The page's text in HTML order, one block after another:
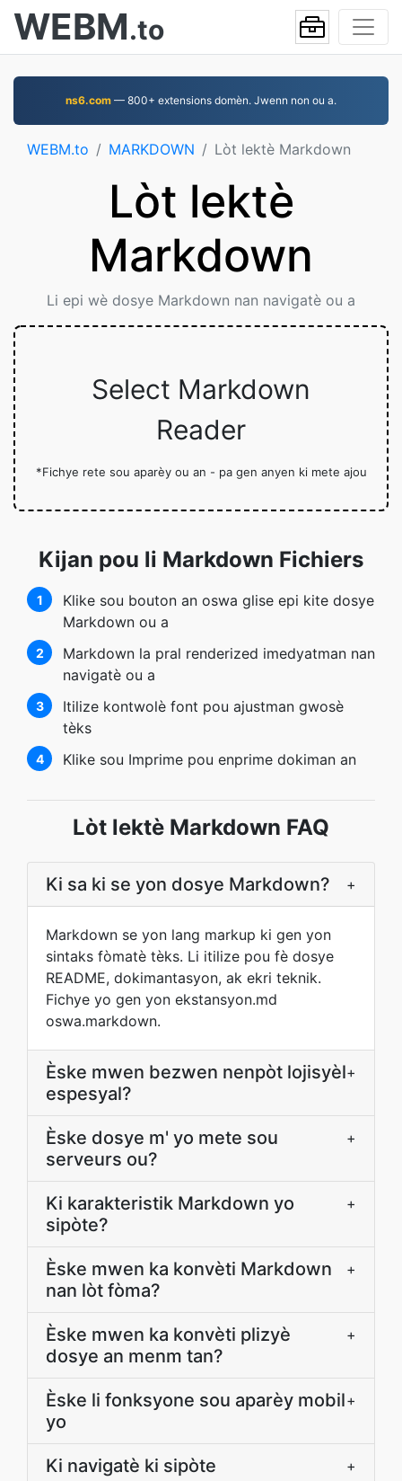
WEBM.to
ns6.com — 800+ extensions domèn. Jwenn non ou a.
WEBM.to MARKDOWN Lòt lektè Markdown
Lòt lektè
Markdown
Li epi wè dosye Markdown nan navigatè ou a
Select Markdown
Reader
*Fichye rete sou aparèy ou an - pa gen anyen ki mete ajou
Kijan pou li Markdown Fichiers
1
Klike sou bouton an oswa glise epi kite dosye
Markdown ou a
2
Markdown la pral renderized imedyatman nan
navigatè ou a
3
Itilize kontwolè font pou ajustman gwosè
tèks
4 Klike sou Imprime pou enprime dokiman an
Lòt lektè Markdown FAQ
Ki sa ki se yon dosye Markdown? +
Markdown se yon lang markup ki gen yon
sintaks fòmatè tèks. Li itilize pou fè dosye
README, dokimantasyon, ak ekri teknik.
Fichye yo gen yon ekstansyon.md
oswa.markdown.
Èske mwen bezwen nenpòt lojisyèl
espesyal?
+
Èske dosye m' yo mete sou
serveurs ou?
+
Ki karakteristik Markdown yo
sipòte?
+
Èske mwen ka konvèti Markdown
nan lòt fòma?
+
Èske mwen ka konvèti plizyè
dosye an menm tan?
+
Èske li fonksyone sou aparèy mobil
yo
+
Ki navigatè ki sipòte +